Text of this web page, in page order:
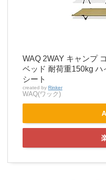
WAQ 2WAY キャンプ
ベッド 耐荷重150kg ハ
シート
created by Rinker
WAQ(ワック)